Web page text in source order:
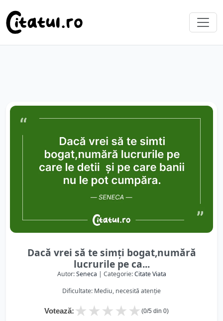
Dacă vrei să te simți bogat,numără
lucrurile pe ca...
Autor:Seneca | Categorie:Citate Viata
Dificultate: Mediu, necesită atenție
Votează: ★
★
★
★
★ (0/5 din 0)